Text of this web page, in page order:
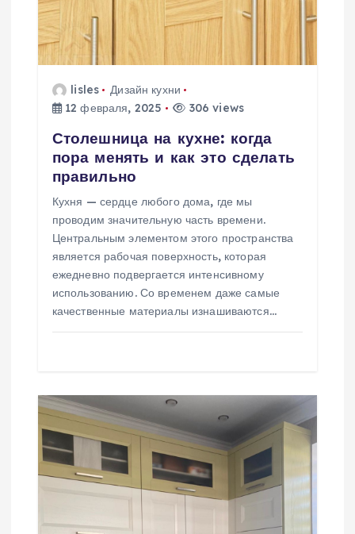
п
о
lisles
Дизайн кухни
12 февраля, 2025
306 views
Столешница на кухне: когда
пора менять и как это сделать
правильно
Кухня — сердце любого дома, где мы
проводим значительную часть времени.
Центральным элементом этого пространства
является рабочая поверхность, которая
ежедневно подвергается интенсивному
использованию. Со временем даже самые
качественные материалы изнашиваются…